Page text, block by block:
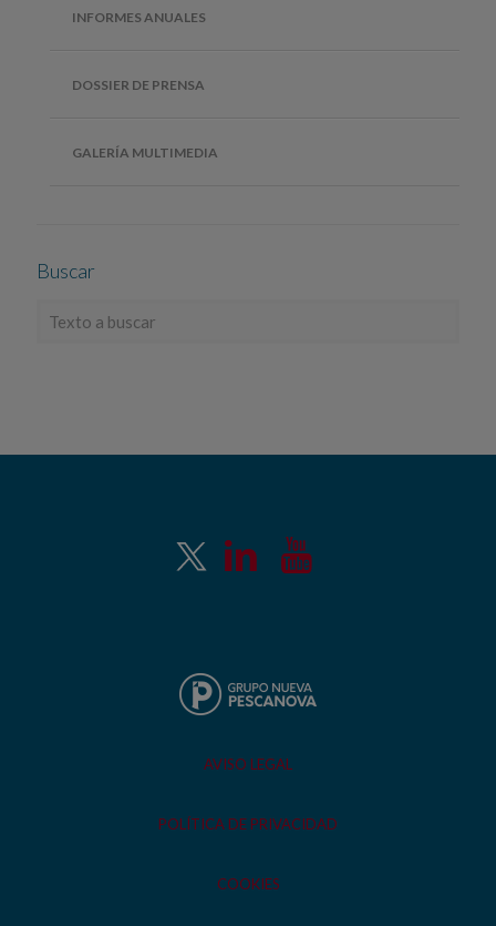
INFORMES ANUALES
DOSSIER DE PRENSA
GALERÍA MULTIMEDIA
Buscar
AVISO LEGAL
POLÍTICA DE PRIVACIDAD
COOKIES